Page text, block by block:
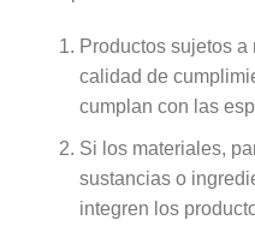
Productos sujetos
calidad de
cumplan con las
Si los materiales,
sustancias o
integren los